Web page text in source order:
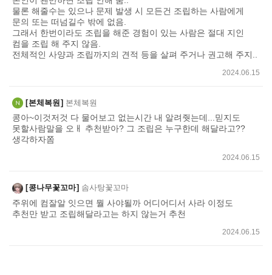
물론 해줄수는 있으나 문제 발생 시 모든건 조립하는 사람에게
문의 또는 떠넘길수 밖에 없음.
그래서 한번이라도 조립을 해준 경험이 있는 사람은 절대 지인
컴을 조립 해 주지 않음.
전체적인 사양과 조립까지의 견적 등을 살펴 주거나 권고해 주지..
2024.06.15
본체복원 본체복원
콩아~이것저것 다 물어보고 없는시간 내 알려줫는데...믿지도
못할사람말을 오ㅐ 추천받아? 그 조립은 누구한데 해달라고??
생각하자쫌
2024.06.15
콩나무꽃꼬마 솜사탕꽃꼬마
주위에 컴잘알 잇으면 뭘 사야될까 어디어디서 사라 이정도
추천만 받고 조립해달라고는 하지 않는거 추천
2024.06.15